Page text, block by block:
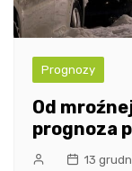
Prognozy
Od
prognoza
13